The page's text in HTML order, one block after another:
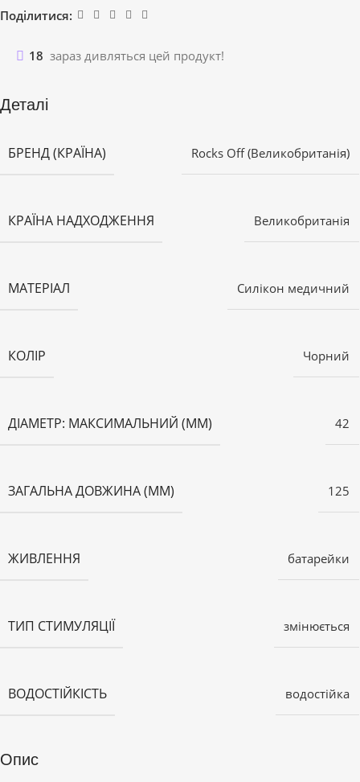
Поділитися:
18 зараз дивляться цей продукт!
Деталі
БРЕНД (КРАЇНА) Rocks Off (Великобританія)
КРАЇНА НАДХОДЖЕННЯ Великобританія
МАТЕРІАЛ Силікон медичний
КОЛІР Чорний
ДІАМЕТР: МАКСИМАЛЬНИЙ (ММ) 42
ЗАГАЛЬНА ДОВЖИНА (ММ) 125
ЖИВЛЕННЯ батарейки
ТИП СТИМУЛЯЦІЇ змінюється
ВОДОСТІЙКІСТЬ водостійка
Опис